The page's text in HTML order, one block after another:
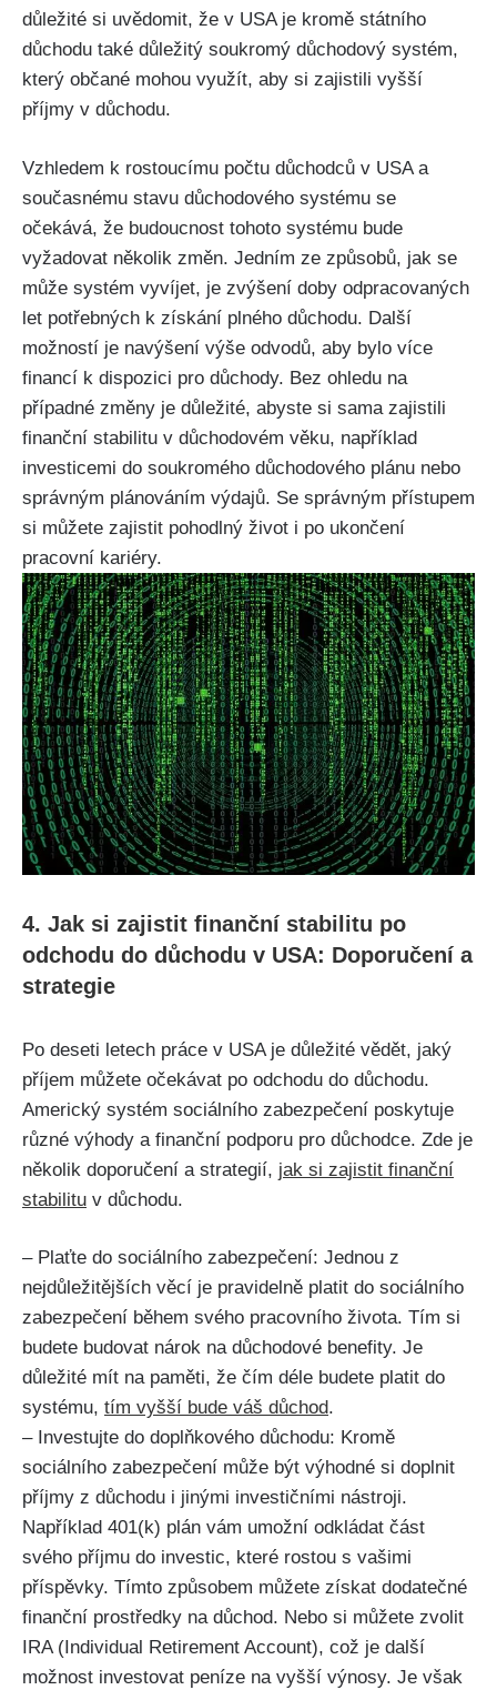
důležité si uvědomit, že v USA je kromě státního
důchodu také důležitý soukromý důchodový systém,
který občané mohou využít, aby si zajistili vyšší
příjmy v důchodu.
Vzhledem k rostoucímu počtu důchodců v USA a
současnému stavu důchodového systému se
očekává, že budoucnost tohoto systému bude
vyžadovat několik změn. Jedním ze způsobů, jak se
může systém vyvíjet, je zvýšení doby odpracovaných
let potřebných k získání plného důchodu. Další
možností je navýšení výše odvodů, aby bylo více
financí k dispozici pro důchody. Bez ohledu na
případné změny je důležité, abyste si sama zajistili
finanční stabilitu v důchodovém věku, například
investicemi do soukromého důchodového plánu nebo
správným plánováním výdajů. Se správným přístupem
si můžete zajistit pohodlný život i po ukončení
pracovní kariéry.
4. Jak si zajistit finanční stabilitu po
odchodu do důchodu v USA: Doporučení a
strategie
Po deseti letech práce v USA je důležité vědět, jaký
příjem můžete očekávat po odchodu do důchodu.
Americký systém sociálního zabezpečení poskytuje
různé výhody a finanční podporu pro důchodce. Zde je
několik doporučení a strategií, jak si zajistit finanční
stabilitu v důchodu.
– Plaťte do sociálního zabezpečení: Jednou z
nejdůležitějších věcí je pravidelně platit do sociálního
zabezpečení během svého pracovního života. Tím si
budete budovat nárok na důchodové benefity. Je
důležité mít na paměti, že čím déle budete platit do
systému, tím vyšší bude váš důchod.
– Investujte do doplňkového důchodu: Kromě
sociálního zabezpečení může být výhodné si doplnit
příjmy z důchodu i jinými investičními nástroji.
Například 401(k) plán vám umožní odkládat část
svého příjmu do investic, které rostou s vašimi
příspěvky. Tímto způsobem můžete získat dodatečné
finanční prostředky na důchod. Nebo si můžete zvolit
IRA (Individual Retirement Account), což je další
možnost investovat peníze na vyšší výnosy. Je však